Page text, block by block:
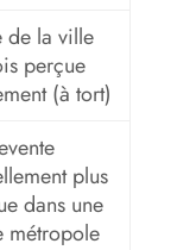
de la ville
perçue
(à tort)
plus
dans une
métropole